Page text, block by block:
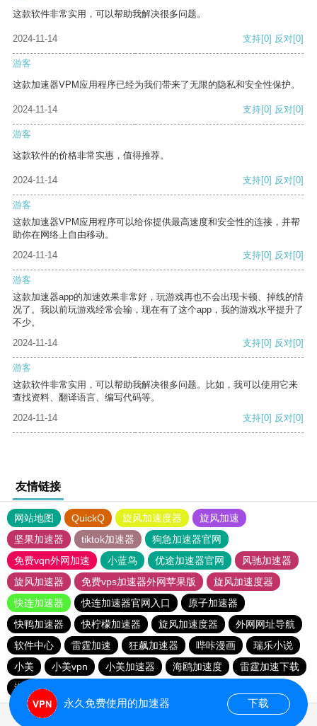
这款软件非常实用，可以帮助我解决很多问题。
2024-11-14 支持[0] 反对[0]
游客
这款加速器VPM应用程序已经为我们带来了无限的隐私和安全性保护。
2024-11-14 支持[0] 反对[0]
游客
这款软件的价格非常实惠，值得推荐。
2024-11-14 支持[0] 反对[0]
游客
这款加速器VPM应用程序可以给你提供最高速度和安全性的连接，并帮
助你在网络上自由移动。
2024-11-14
支持[0] 反对[0]
游客
这款加速器app的加速效果非常好，玩游戏再也不会出现卡顿、掉线的情
况了。我以前玩游戏经常会输，现在有了这个app，我的游戏水平提升了
不少。
2024-11-14
支持[0] 反对[0]
游客
这款软件非常实用，可以帮助我解决很多问题。比如，我可以使用它来
查找资料、翻译语言、编写代码等。
2024-11-14
支持[0] 反对[0]
友情链接
网站地图 QuickQ 旋风加速度器
旋风加速
坚果加速器
tiktok加速器
狗急加速器官网
免费vqn外网加速
小蓝鸟 优途加速器官网
风驰加速器
旋风加速器
免费vps加速器外网苹果版
旋风加速度器
快连加速器
快连加速器官网入口
原子加速器
快鸭加速器
快柠檬加速器 旋风加速度器
外网网址导航
软件中心
雷霆加速 狂飙加速器 哔咔漫画
瑞乐小说
小美
小美vpn 小美加速器 海鸥加速度
雷霆加速下载
海鸥加速器下载
永久免费使用的加速器 下载